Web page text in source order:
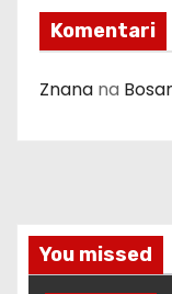
Komentari
Znana na
You missed